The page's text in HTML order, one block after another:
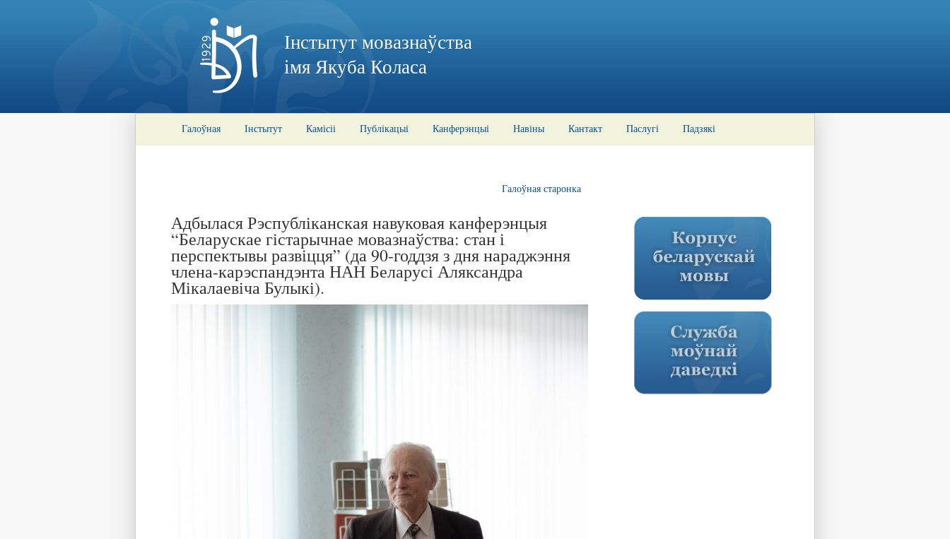
Інстытут мовазнаўства
імя Якуба Коласа
Галоўная Інстытут Камісіі Публікацыі Канферэнцыі Навіны Кантакт Паслугі Падзякі
Галоўная старонка
Адбылася Рэспубліканская навуковая канферэнцыя
“Беларускае гістарычнае мовазнаўства: стан і
перспектывы развіцця” (да 90-годдзя з дня нараджэння
члена-карэспандэнта НАН Беларусі Аляксандра
Мікалаевіча Булыкі).